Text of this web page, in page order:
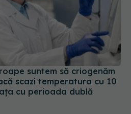
scazi temperatura cu 10
cu perioada dublă